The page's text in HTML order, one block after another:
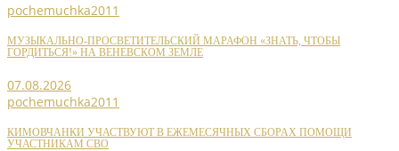
pochemuchka2011
МУЗЫКАЛЬНО-ПРОСВЕТИТЕЛЬСКИЙ МАРАФОН «ЗНАТЬ, ЧТОБЫ
ГОРДИТЬСЯ!» НА ВЕНЕВСКОМ ЗЕМЛЕ
07.08.2026
pochemuchka2011
КИМОВЧАНКИ УЧАСТВУЮТ В ЕЖЕМЕСЯЧНЫХ СБОРАХ ПОМОЩИ
УЧАСТНИКАМ СВО